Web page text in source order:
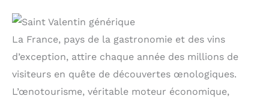
La France, pays de la gastronomie et des vins
d’exception, attire chaque année des millions de
visiteurs en quête de découvertes œnologiques.
L’œnotourisme, véritable moteur économique,